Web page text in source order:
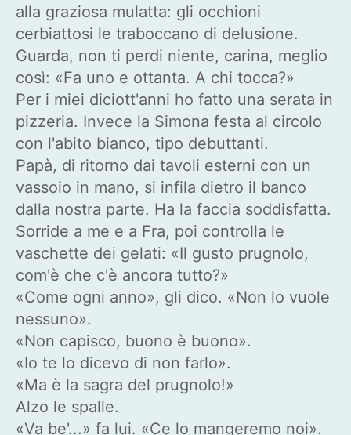
alla graziosa mulatta: gli occhioni
cerbiattosi le traboccano di delusione.
Guarda, non ti perdi niente, carina, meglio
così: «Fa uno e ottanta. A chi tocca?»
Per i miei diciott'anni ho fatto una serata in
pizzeria. Invece la Simona festa al circolo
con l'abito bianco, tipo debuttanti.
Papà, di ritorno dai tavoli esterni con un
vassoio in mano, si infila dietro il banco
dalla nostra parte. Ha la faccia soddisfatta.
Sorride a me e a Fra, poi controlla le
vaschette dei gelati: «Il gusto prugnolo,
com'è che c'è ancora tutto?»
«Come ogni anno», gli dico. «Non lo vuole
nessuno».
«Non capisco, buono è buono».
«Io te lo dicevo di non farlo».
«Ma è la sagra del prugnolo!»
Alzo le spalle.
«Va be'...» fa lui. «Ce lo mangeremo noi».